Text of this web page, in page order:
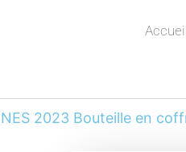
Accueil
2023 Bouteille en